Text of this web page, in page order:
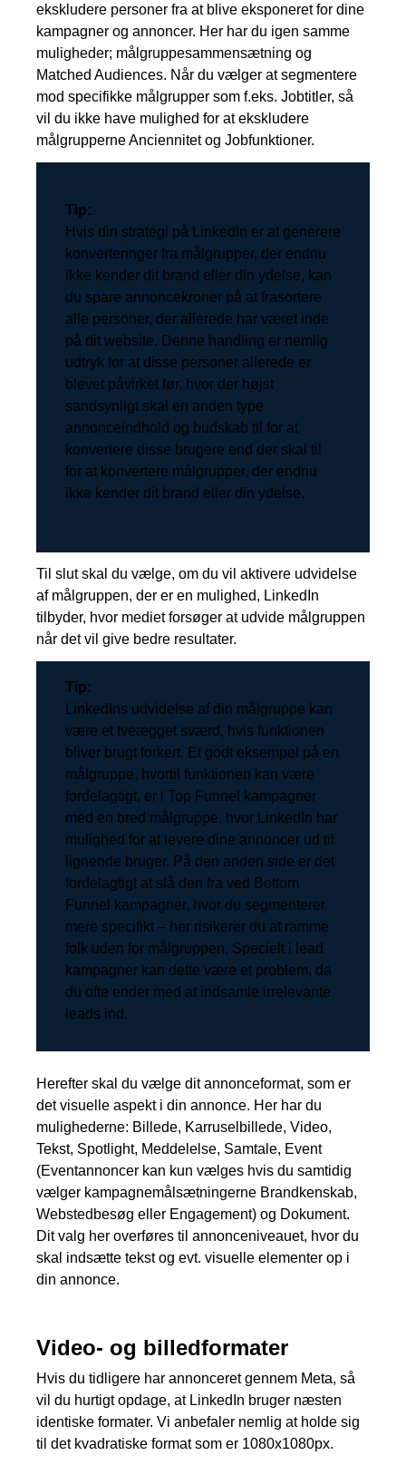
ekskludere personer fra at blive eksponeret for dine
kampagner og annoncer. Her har du igen samme
muligheder; målgruppesammensætning og
Matched Audiences. Når du vælger at segmentere
mod specifikke målgrupper som f.eks. Jobtitler, så
vil du ikke have mulighed for at ekskludere
målgrupperne Anciennitet og Jobfunktioner.
Tip:
Hvis din strategi på LinkedIn er at generere
konverteringer fra målgrupper, der endnu
ikke kender dit brand eller din ydelse, kan
du spare annoncekroner på at frasortere
alle personer, der allerede har været inde
på dit website. Denne handling er nemlig
udtryk for at disse personer allerede er
blevet påvirket før, hvor der højst
sandsynligt skal en anden type
annonceindhold og budskab til for at
konvertere disse brugere end der skal til
for at konvertere målgrupper, der endnu
ikke kender dit brand eller din ydelse.
Til slut skal du vælge, om du vil aktivere udvidelse
af målgruppen, der er en mulighed, LinkedIn
tilbyder, hvor mediet forsøger at udvide målgruppen
når det vil give bedre resultater.
Tip:
LinkedIns udvidelse af din målgruppe kan
være et tveægget sværd, hvis funktionen
bliver brugt forkert. Et godt eksempel på en
målgruppe, hvortil funktionen kan være
fordelagtigt, er i Top Funnel kampagner
med en bred målgruppe, hvor LinkedIn har
mulighed for at levere dine annoncer ud til
lignende bruger. På den anden side er det
fordelagtigt at slå den fra ved Bottom
Funnel kampagner, hvor du segmenterer
mere specifikt – her risikerer du at ramme
folk uden for målgruppen. Specielt i lead
kampagner kan dette være et problem, da
du ofte ender med at indsamle irrelevante
leads ind.
Herefter skal du vælge dit annonceformat, som er
det visuelle aspekt i din annonce. Her har du
mulighederne: Billede, Karruselbillede, Video,
Tekst, Spotlight, Meddelelse, Samtale, Event
(Eventannoncer kan kun vælges hvis du samtidig
vælger kampagnemålsætningerne Brandkenskab,
Webstedbesøg eller Engagement) og Dokument.
Dit valg her overføres til annonceniveauet, hvor du
skal indsætte tekst og evt. visuelle elementer op i
din annonce.
Video- og billedformater
Hvis du tidligere har annonceret gennem Meta, så
vil du hurtigt opdage, at LinkedIn bruger næsten
identiske formater. Vi anbefaler nemlig at holde sig
til det kvadratiske format som er 1080x1080px.